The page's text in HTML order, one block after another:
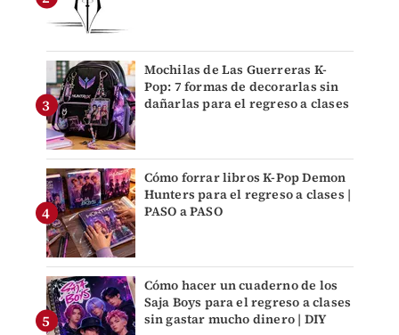
Mochilas de Las Guerreras K-
Pop: 7 formas de decorarlas sin
dañarlas para el regreso a clases
Cómo forrar libros K-Pop Demon
Hunters para el regreso a clases |
PASO a PASO
Cómo hacer un cuaderno de los
Saja Boys para el regreso a clases
sin gastar mucho dinero | DIY